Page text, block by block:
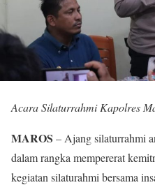
Acara Silaturrahmi Kapolres
MAROS – Ajang silaturrahmi
dalam rangka mempererat
kegiatan silaturahmi bersama